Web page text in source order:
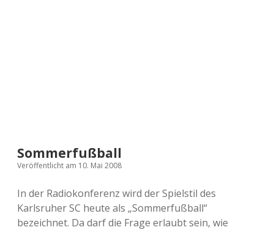
Sommerfußball
Veröffentlicht am 10. Mai 2008
In der Radiokonferenz wird der Spielstil des
Karlsruher SC heute als „Sommerfußball“
bezeichnet. Da darf die Frage erlaubt sein, wie